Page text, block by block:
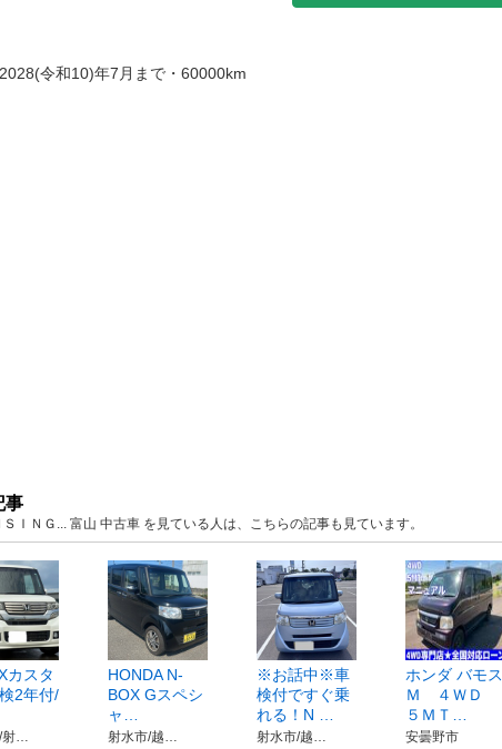
令和10)年7月まで・60000km
事
ＮＧ... 富山 中古車 を見ている人は、こちらの記事も見ています。
カスタ
2年付/
射…
HONDA N-
BOX Gスペシ
ャ…
射水市/越…
※お話中※車
検付ですぐ乗
れる！N …
射水市/越…
ホンダ バモス
Ｍ ４ＷＤ
５ＭＴ…
安曇野市